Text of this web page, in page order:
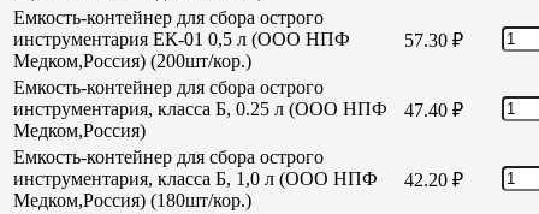
Емкость-контейнер для сбора острого
инструментария ЕК-01 0,5 л (ООО НПФ
Медком,Россия) (200шт/кор.)
57.30 ₽
Емкость-контейнер для сбора острого
инструментария, класса Б, 0.25 л (ООО НПФ
Медком,Россия)
47.40 ₽
Емкость-контейнер для сбора острого
инструментария, класса Б, 1,0 л (ООО НПФ
Медком,Россия) (180шт/кор.)
42.20 ₽